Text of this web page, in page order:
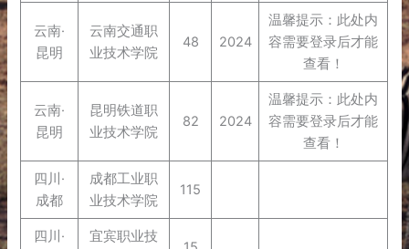
云南·
昆明
云南交通职
业技术学院
48 2024
温馨提示：此处内
容需要登录后才能
查看！
云南·
昆明
昆明铁道职
业技术学院
82 2024
温馨提示：此处内
容需要登录后才能
查看！
四川·
成都
成都工业职
业技术学院
115
四川· 宜宾职业技